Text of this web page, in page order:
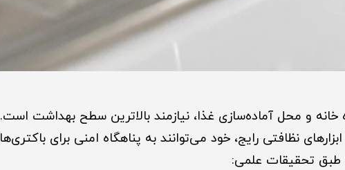
خانه و محل آماده‌سازی غذا، نیازمند بالاترین سطح بهداشت است.
نظافتی رایج، خود می‌توانند به پناهگاه امنی برای باکتری‌ها
طبق تحقیقات علمی: